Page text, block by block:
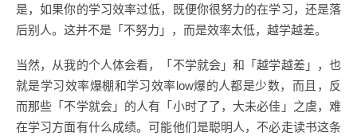
是，如果你的学习效率过低，既便你很努力的在学习，还是落
后别人。这并不是「不努力」，而是效率太低，越学越差。
当然，从我的个人体会看，「不学就会」和「越学越差」，也
就是学习效率爆棚和学习效率low爆的人都是少数，而且，反
而那些「不学就会」的人有「小时了了，大未必佳」之虞，难
在学习方面有什么成绩。可能他们是聪明人，不必走读书这条